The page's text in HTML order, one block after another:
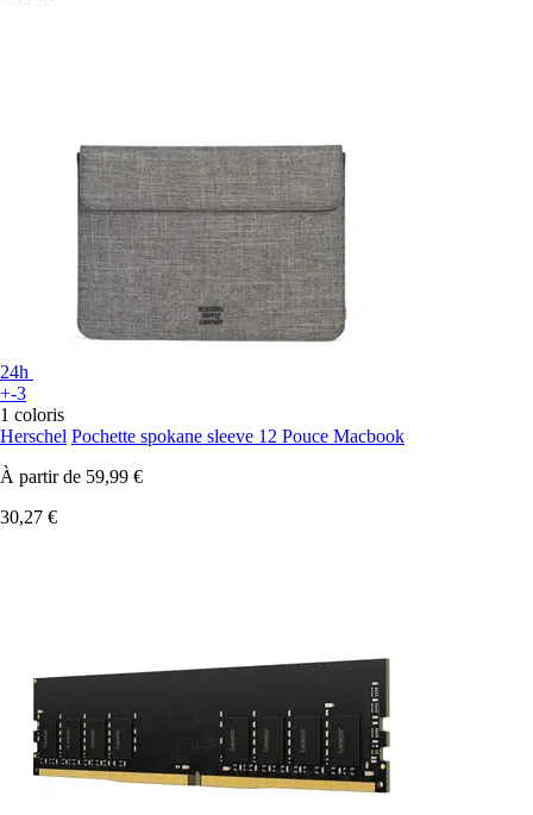
24h
+-3
1 coloris
Herschel Pochette spokane sleeve 12 Pouce Macbook
À partir de 59,99 €
30,27 €